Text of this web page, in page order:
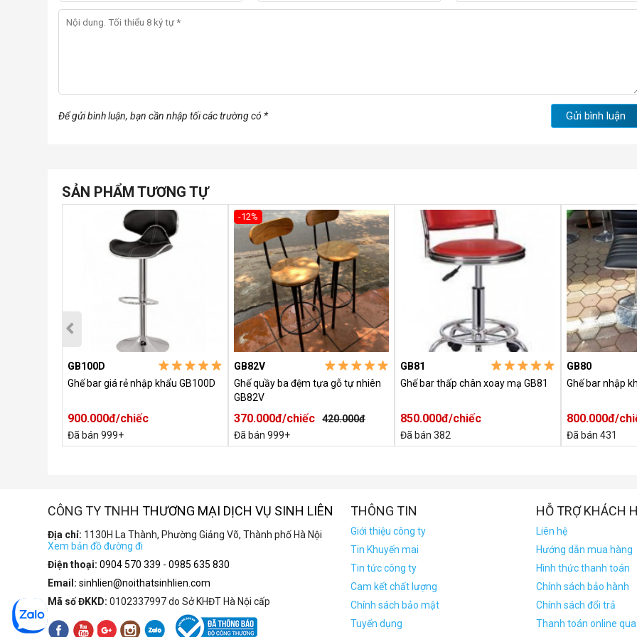
Để gửi bình luận, bạn cần nhập tối các trường có * Gửi bình luận
SẢN PHẨM TƯƠNG TỰ
GB100D
Ghế bar giá rẻ nhập khẩu GB100D
900.000đ/chiếc
Đã bán 999+
-12%
GB82V
Ghế quầy ba đệm tựa gỗ tự nhiên
GB82V
370.000đ/chiếc
420.000đ
Đã bán 999+
GB81
Ghế bar thấp chân xoay mạ GB81
850.000đ/chiếc
Đã bán 382
GB80
Ghế bar nhập
800.000đ/
Đã bán 431
CÔNG TY TNHH THƯƠNG MẠI DỊCH VỤ SINH LIÊN
Địa chỉ: 1130H La Thành, Phường Giảng Võ, Thành phố Hà Nội
Xem bản đồ đường đi
Điện thoại: 0904 570 339 - 0985 635 830
Email: sinhlien@noithatsinhlien.com
Mã số ĐKKD: 0102337997 do Sở KHĐT Hà Nội cấp
THÔNG TIN
Giới thiệu công ty
Tin Khuyến mai
Tin tức công ty
Cam kết chất lượng
Chính sách bảo mật
Tuyển dụng
HỖ TRỢ KHÁCH
Liên hệ
Hướng dẫn mua hàng
Hình thức thanh toán
Chính sách bảo hành
Chính sách đổi trả
Thanh toán online